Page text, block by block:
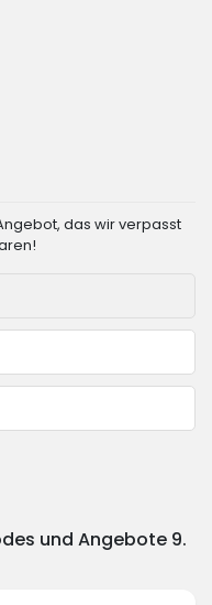
das wir verpasst
und Angebote 9.